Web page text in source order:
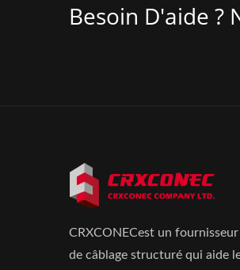
Besoin D'aide ?
CRXCONECest un fournisseur
de câblage structuré qui aide